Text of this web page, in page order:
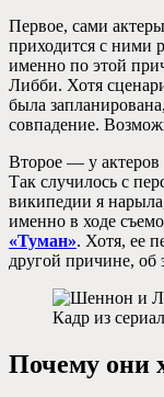
Первое, сами актеры
приходится с ними
именно по этой
Либби. Хотя
была
совпадение.
Второе — у актеров
Так случилось с
википедии я
именно в ходе
«Туман». Хотя, ее
другой причине, об
Кадр из
Почему они